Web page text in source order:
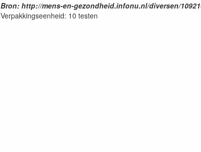
Bron: http://mens-en-gezondheid.infonu.nl/diversen/
Verpakkingseenheid: 10 testen